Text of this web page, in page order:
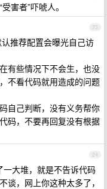
害者”吓唬人。
23
推荐配置会曝光自己访
有些情况下不会生，也没
不看代码就用造成的问题
自己判断，没有义务帮你
码，不要再回复没有根据
24
大堆，就是不告诉代码
谈，网上你这种太多了，